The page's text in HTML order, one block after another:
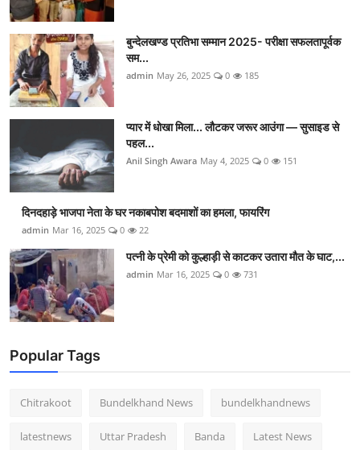
बुन्देलखण्ड प्रतिभा सम्मान 2025- परीक्षा सफलतापूर्वक
सम...
admin May 26, 2025 0 185
प्यार में धोखा मिला... लौटकर जरूर आउंगा — सुसाइड से
पहल...
Anil Singh Awara May 4, 2025 0 151
दिनदहाड़े भाजपा नेता के घर नकाबपोश बदमाशों का हमला, फायरिंग
admin Mar 16, 2025 0 22
पत्नी के प्रेमी को कुल्हाड़ी से काटकर उतारा मौत के घाट,...
admin Mar 16, 2025 0 731
Popular Tags
Chitrakoot Bundelkhand News bundelkhandnews
latestnews Uttar Pradesh Banda Latest News